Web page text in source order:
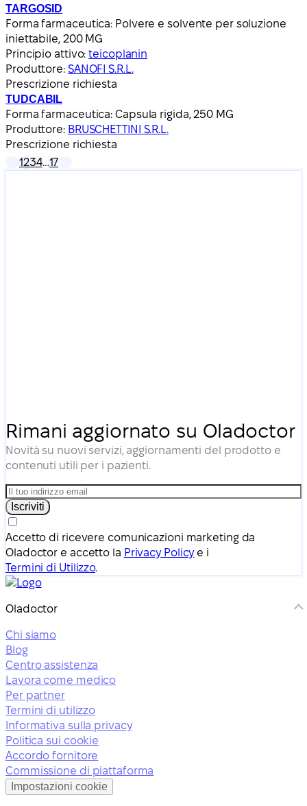
TARGOSID
Forma farmaceutica: Polvere e solvente per soluzione
iniettabile, 200 MG
Principio attivo:teicoplanin
Produttore: SANOFI S.R.L.
Prescrizione richiesta
TUDCABIL
Forma farmaceutica: Capsula rigida, 250 MG
Produttore: BRUSCHETTINI S.R.L.
Prescrizione richiesta
1234…17
Rimani aggiornato su Oladoctor
Novità su nuovi servizi, aggiornamenti del prodotto e
contenuti utili per i pazienti.
Iscriviti
Accetto di ricevere comunicazioni marketing da
Oladoctor e accetto la Privacy Policye i
Termini di Utilizzo.
Oladoctor
Chi siamo
Blog
Centro assistenza
Lavora come medico
Per partner
Termini di utilizzo
Informativa sulla privacy
Politica sui cookie
Accordo fornitore
Commissione di piattaforma
Impostazioni cookie